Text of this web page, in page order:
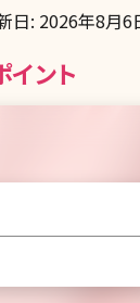
日: 2026年8月6
イント